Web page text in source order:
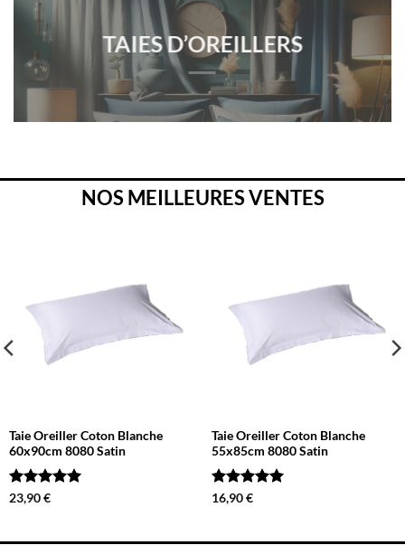
TAIES D’OREILLERS
NOS MEILLEURES VENTES
Taie Oreiller Coton Blanche
60x90cm 8080 Satin
Note5
23,90€
Taie Oreiller Coton Blanche
55x85cm 8080 Satin
Note5
16,90€